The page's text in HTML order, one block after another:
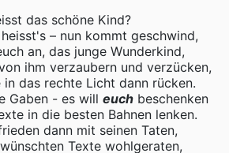
das schöne Kind?
– nun kommt geschwind,
an, das junge Wunderkind,
ihm verzaubern und verzücken,
in das rechte Licht dann rücken.
Gaben - es will euch beschenken
in die besten Bahnen lenken.
dann mit seinen Taten,
Texte wohlgeraten,